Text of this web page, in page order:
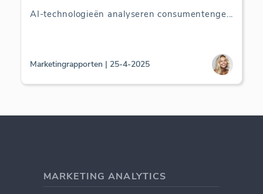
AI-technologieën analyseren consumentenge...
Marketingrapporten | 25-4-2025
MARKETING ANALYTICS